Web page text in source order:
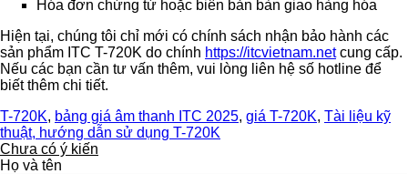
Hóa đơn chứng từ hoặc biên bản bàn giao hàng hóa
Hiện tại, chúng tôi chỉ mới có chính sách nhận bảo hành các
sản phẩm ITC T-720K do chính https://itcvietnam.netcung cấp.
Nếu các bạn cần tư vấn thêm, vui lòng liên hệ số hotline để
biết thêm chi tiết.
T-720K, bảng giá âm thanh ITC 2025, giá T-720K, Tài liệu kỹ
thuật, hướng dẫn sử dụng T-720K
Chưa có ý kiến
Họ và tên